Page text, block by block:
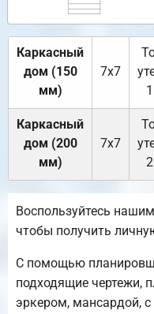
Каркасный
дом (150
мм)
7х7
Каркасный
дом (200
мм)
7х7
Воспользуйтесь
чтобы получить
С помощью
подходящие чертежи,
эркером, мансардой,